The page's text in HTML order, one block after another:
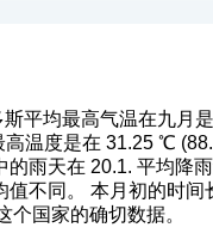
斯平均最高气温在九月
温度是在 31.25 ℃
雨天在 20.1. 平均降
不同。 本月初的时
国家的确切数据。